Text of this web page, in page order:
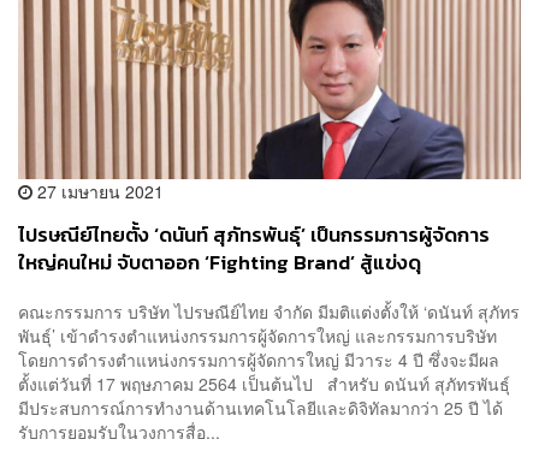
27 เมษายน 2021
ไปรษณีย์ไทยตั้ง ‘ดนันท์ สุภัทรพันธุ์’ เป็นกรรมการผู้จัดการ
ใหญ่คนใหม่ จับตาออก ‘Fighting Brand’ สู้แข่งดุ
คณะกรรมการ บริษัท ไปรษณีย์ไทย จำกัด มีมติแต่งตั้งให้ ‘ดนันท์ สุภัทร
พันธุ์’ เข้าดำรงตำแหน่งกรรมการผู้จัดการใหญ่ และกรรมการบริษัท
โดยการดำรงตำแหน่งกรรมการผู้จัดการใหญ่ มีวาระ 4 ปี ซึ่งจะมีผล
ตั้งแต่วันที่ 17 พฤษภาคม 2564 เป็นต้นไป สำหรับ ดนันท์ สุภัทรพันธุ์
มีประสบการณ์การทำงานด้านเทคโนโลยีและดิจิทัลมากว่า 25 ปี ได้
รับการยอมรับในวงการสื่อ...